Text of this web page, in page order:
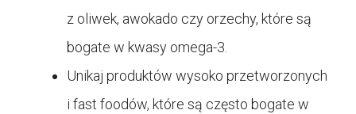
z oliwek, awokado czy orzechy, które są
bogate w kwasy omega-3.
Unikaj produktów wysoko przetworzonych
i fast foodów, które są często bogate w